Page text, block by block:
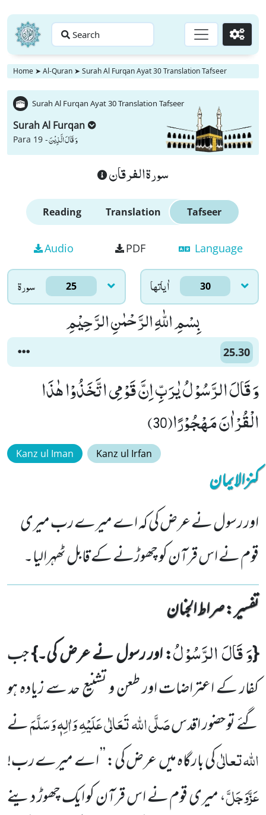
Search Go
Home ➤ Al-Quran ➤ Surah Al Furqan Ayat 30 Translation Tafseer
Surah Al Furqan Ayat 30 Translation Tafseer
Surah Al Furqan
Para 19 -وَ قَالَ الَّذِیْنَ
سورة الفرقان
Reading Translation Tafseer
Audio PDF Language
سورۃ 25 اٰياتها 30
بِسْمِ اللّٰهِ الرَّحْمٰنِ الرَّحِیْمِ
25.30
وَ قَالَ الرَّسُوْلُ یٰرَبِّ اِنَّ قَوْمِی اتَّخَذُوْا هٰذَا
الْقُرْاٰنَ مَهْجُوْرًا(30)
Kanz ul Iman Kanz ul Irfan
کنزالایمان
اور رسول نے عرض کی کہ اے میرے رب میری
قوم نے اس قرآن کو چھوڑنے کے قابل ٹھہرالیا۔
تفسیر : ‎صراط الجنان
{وَ قَالَ الرَّسُوْلُ: اور رسول نے عرض کی۔}جب
کفار کے اعتراضات اور طعن و تشنیع حد سے زیادہ ہو
گئے تو حضور اقدسصَلَّی اللہ تَعَالٰی عَلَیْہِ وَاٰلِہٖ وَسَلَّمَنے
اللہتعالٰیکی بارگاہ میں عرض کی: ’’ اے میرے رب!
عَزَّوَجَلَّ، میری قوم نے اس قرآن کو ایک چھوڑ دینے